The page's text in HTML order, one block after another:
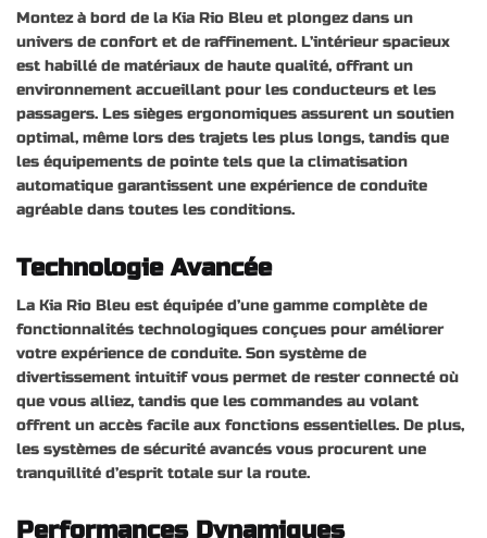
Montez à bord de la Kia Rio Bleu et plongez dans un
univers de confort et de raffinement. L’intérieur spacieux
est habillé de matériaux de haute qualité, offrant un
environnement accueillant pour les conducteurs et les
passagers. Les sièges ergonomiques assurent un soutien
optimal, même lors des trajets les plus longs, tandis que
les équipements de pointe tels que la climatisation
automatique garantissent une expérience de conduite
agréable dans toutes les conditions.
Technologie Avancée
La Kia Rio Bleu est équipée d’une gamme complète de
fonctionnalités technologiques conçues pour améliorer
votre expérience de conduite. Son système de
divertissement intuitif vous permet de rester connecté où
que vous alliez, tandis que les commandes au volant
offrent un accès facile aux fonctions essentielles. De plus,
les systèmes de sécurité avancés vous procurent une
tranquillité d’esprit totale sur la route.
Performances Dynamiques